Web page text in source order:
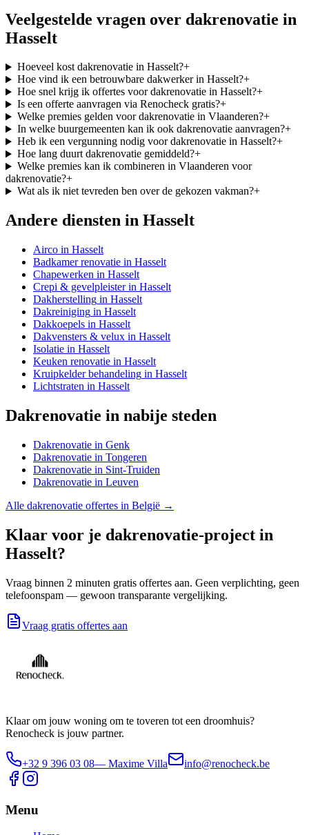
Veelgestelde vragen over dakrenovatie in
Hasselt
Hoeveel kost dakrenovatie in Hasselt?+
Hoe vind ik een betrouwbare dakwerker in Hasselt?+
Hoe snel krijg ik offertes voor dakrenovatie in Hasselt?+
Is een offerte aanvragen via Renocheck gratis?+
Welke premies gelden voor dakrenovatie in Vlaanderen?+
In welke buurgemeenten kan ik ook dakrenovatie aanvragen?+
Heb ik een vergunning nodig voor dakrenovatie in Hasselt?+
Hoe lang duurt dakrenovatie gemiddeld?+
Welke premies kan ik combineren in Vlaanderen voor
dakrenovatie?+
Wat als ik niet tevreden ben over de gekozen vakman?+
Andere diensten in Hasselt
Airco in Hasselt
Badkamer renovatie in Hasselt
Chapewerken in Hasselt
Crepi & gevelpleisterin Hasselt
Dakherstelling in Hasselt
Dakreiniging in Hasselt
Dakkoepels in Hasselt
Dakvensters & velux in Hasselt
Isolatie in Hasselt
Keuken renovatie in Hasselt
Kruipkelder behandeling in Hasselt
Lichtstraten in Hasselt
Dakrenovatie in nabije steden
Dakrenovatie in Genk
Dakrenovatie in Tongeren
Dakrenovatie in Sint-Truiden
Dakrenovatie in Leuven
Alle dakrenovatie offertes in België →
Klaar voor je dakrenovatie-project in
Hasselt?
Vraag binnen 2 minuten gratis offertes aan. Geen verplichting, geen
telefoonspam — gewoon transparante vergelijking.
Vraag gratis offertes aan
Klaar om jouw woning om te toveren tot een droomhuis?
Renocheck is jouw partner.
+32 9 396 03 08— Maxime Villa info@renocheck.be
Menu